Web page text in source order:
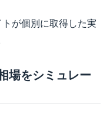
が個別に取得した実
場をシミュレー